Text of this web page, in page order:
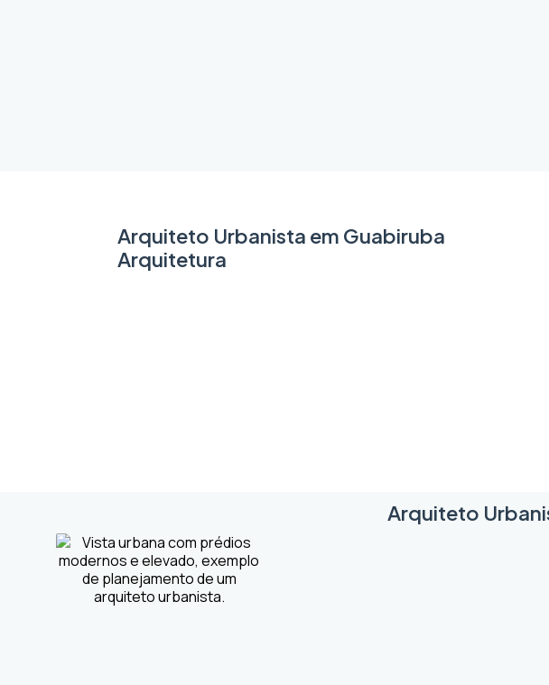
Arquiteto Urbanista em Guabiruba
Arquitetura
Arquiteto